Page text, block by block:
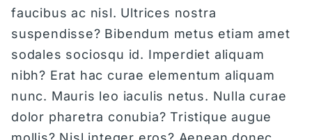
faucibus ac nisl. Ultrices nostra
suspendisse? Bibendum metus etiam amet
sodales sociosqu id. Imperdiet aliquam
nibh? Erat hac curae elementum aliquam
nunc. Mauris leo iaculis netus. Nulla curae
dolor pharetra conubia? Tristique augue